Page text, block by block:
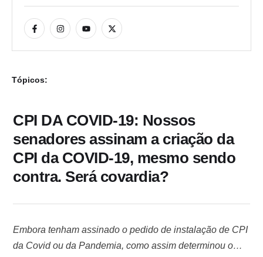
Tópicos:
CPI DA COVID-19: Nossos
senadores assinam a criação da
CPI da COVID-19, mesmo sendo
contra. Será covardia?
Embora tenham assinado o pedido de instalação de CPI
da Covid ou da Pandemia, como assim determinou o